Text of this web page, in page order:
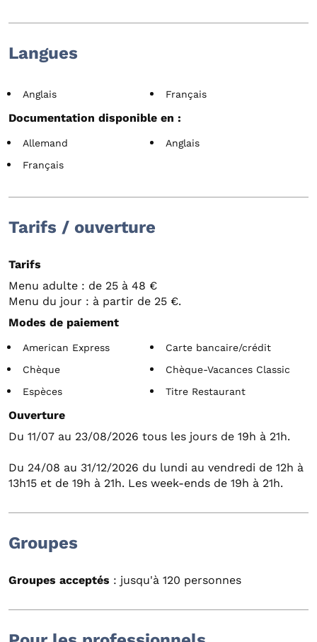
Langues
Anglais Français
Documentation disponible en :
Allemand
Anglais
Français
Tarifs / ouverture
Tarifs
Menu adulte : de 25 à 48 €
Menu du jour : à partir de 25 €.
Modes de paiement
American Express
Carte bancaire/crédit
Chèque
Chèque-Vacances Classic
Espèces
Titre Restaurant
Ouverture
Du 11/07 au 23/08/2026 tous les jours de 19h à 21h.
Du 24/08 au 31/12/2026 du lundi au vendredi de 12h à
13h15 et de 19h à 21h. Les week-ends de 19h à 21h.
Groupes
Groupes acceptés : jusqu'à 120 personnes